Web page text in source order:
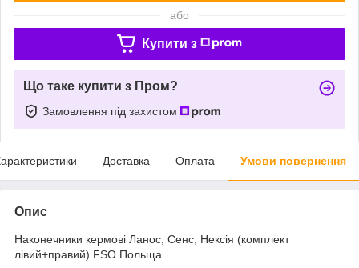
або
Купити з
Що таке купити з Пром?
Замовлення під захистом
Доставка Оплата Умови повернення
Опис
Наконечники кермові Ланос, Сенс, Нексія (комплект
лівий+правий) FSO Польща